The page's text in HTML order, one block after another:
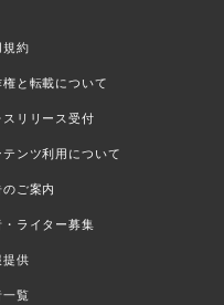
規約
権と転載について
スリリース受付
テンツ利用について
のご案内
・ライター募集
提供
一覧